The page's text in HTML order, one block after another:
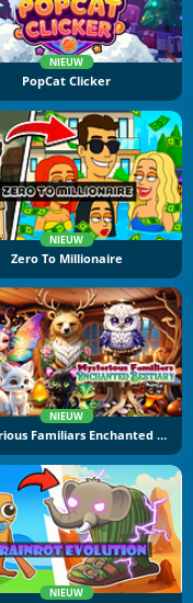
NIEUW
PopCat Clicker
NIEUW
Zero To Millionaire
NIEUW
Mysterious Familiars Enchanted Bestiary
NIEUW